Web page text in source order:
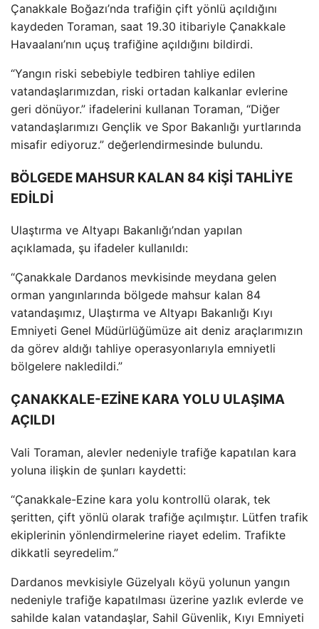
Çanakkale Boğazı’nda trafiğin çift yönlü açıldığını
kaydeden Toraman, saat 19.30 itibariyle Çanakkale
Havaalanı’nın uçuş trafiğine açıldığını bildirdi.
“Yangın riski sebebiyle tedbiren tahliye edilen
vatandaşlarımızdan, riski ortadan kalkanlar evlerine
geri dönüyor.” ifadelerini kullanan Toraman, “Diğer
vatandaşlarımızı Gençlik ve Spor Bakanlığı yurtlarında
misafir ediyoruz.” değerlendirmesinde bulundu.
BÖLGEDE MAHSUR KALAN 84 KİŞİ TAHLİYE
EDİLDİ
Ulaştırma ve Altyapı Bakanlığı’ndan yapılan
açıklamada, şu ifadeler kullanıldı:
“Çanakkale Dardanos mevkisinde meydana gelen
orman yangınlarında bölgede mahsur kalan 84
vatandaşımız, Ulaştırma ve Altyapı Bakanlığı Kıyı
Emniyeti Genel Müdürlüğümüze ait deniz araçlarımızın
da görev aldığı tahliye operasyonlarıyla emniyetli
bölgelere nakledildi.”
ÇANAKKALE-EZİNE KARA YOLU ULAŞIMA
AÇILDI
Vali Toraman, alevler nedeniyle trafiğe kapatılan kara
yoluna ilişkin de şunları kaydetti:
“Çanakkale-Ezine kara yolu kontrollü olarak, tek
şeritten, çift yönlü olarak trafiğe açılmıştır. Lütfen trafik
ekiplerinin yönlendirmelerine riayet edelim. Trafikte
dikkatli seyredelim.”
Dardanos mevkisiyle Güzelyalı köyü yolunun yangın
nedeniyle trafiğe kapatılması üzerine yazlık evlerde ve
sahilde kalan vatandaşlar, Sahil Güvenlik, Kıyı Emniyeti